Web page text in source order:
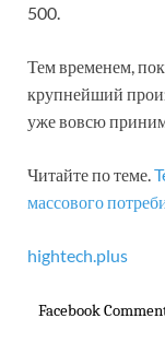
500.
Тем временем,
крупнейший
уже вовсю
Читайте по теме.
массового
hightech.plus
Facebook